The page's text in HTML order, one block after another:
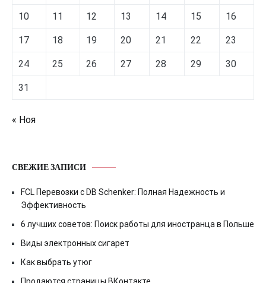
10 11 12 13 14 15 16
17 18 19 20 21 22 23
24 25 26 27 28 29 30
31
« Ноя
СВЕЖИЕ ЗАПИСИ
FCL Перевозки с DB Schenker: Полная Надежность и
Эффективность
6 лучших советов: Поиск работы для иностранца в Польше
Виды электронных сигарет
Как выбрать утюг
Продаются страницы ВКонтакте